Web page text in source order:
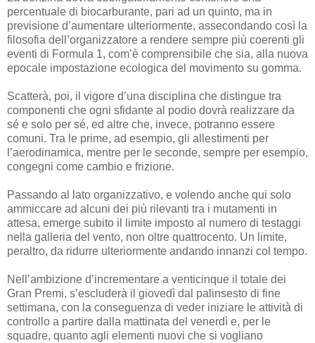
percentuale di biocarburante, pari ad un quinto, ma in
previsione d’aumentare ulteriormente, assecondando così la
filosofia dell’organizzatore a rendere sempre più coerenti gli
eventi di Formula 1, com’è comprensibile che sia, alla nuova
epocale impostazione ecologica del movimento su gomma.
Scatterà, poi, il vigore d’una disciplina che distingue tra
componenti che ogni sfidante al podio dovrà realizzare da
sé e solo per sé, ed altre che, invece, potranno essere
comuni. Tra le prime, ad esempio, gli allestimenti per
l’aerodinamica, mentre per le seconde, sempre per esempio,
congegni come cambio e frizione.
Passando al lato organizzativo, e volendo anche qui solo
ammiccare ad alcuni dei più rilevanti tra i mutamenti in
attesa, emerge subito il limite imposto al numero di testaggi
nella galleria del vento, non oltre quattrocento. Un limite,
peraltro, da ridurre ulteriormente andando innanzi col tempo.
Nell’ambizione d’incrementare a venticinque il totale dei
Gran Premi, s’escluderà il giovedì dal palinsesto di fine
settimana, con la conseguenza di veder iniziare le attività di
controllo a partire dalla mattinata del venerdì e, per le
squadre, quanto agli elementi nuovi che si vogliano